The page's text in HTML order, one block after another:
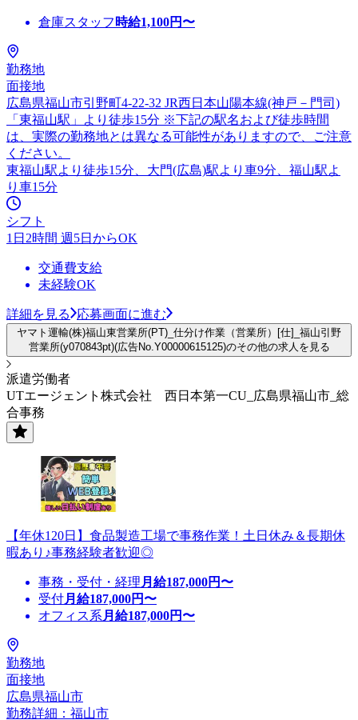
倉庫スタッフ 時給1,100円〜
勤務地
面接地
広島県福山市引野町4-22-32 JR西日本山陽本線(神戸－門司)
「東福山駅」より徒歩15分 ※下記の駅名および徒歩時間
は、実際の勤務地とは異なる可能性がありますので、ご注意
ください。
東福山駅より徒歩15分、大門(広島)駅より車9分、福山駅よ
り車15分
シフト
1日2時間 週5日からOK
交通費支給
未経験OK
詳細を見る 応募画面に進む
ヤマト運輸(株)福山東営業所(PT)_仕分け作業（営業所）[仕]_福山引野
営業所(y070843pt)(広告No.Y00000615125)のその他の求人を見る
派遣労働者
UTエージェント株式会社 西日本第一CU_広島県福山市_総
合事務
【年休120日】食品製造工場で事務作業！土日休み＆長期休
暇あり♪事務経験者歓迎◎
事務・受付・経理 月給187,000円〜
受付月給187,000円〜
オフィス系 月給187,000円〜
勤務地
面接地
広島県福山市
勤務詳細：福山市